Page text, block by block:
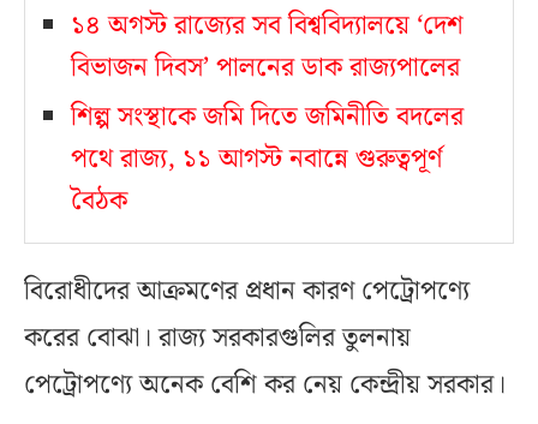
১৪ অগস্ট রাজ্যের সব বিশ্ববিদ্যালয়ে ‘দেশ
বিভাজন দিবস’ পালনের ডাক রাজ্যপালের
শিল্প সংস্থাকে জমি দিতে জমিনীতি বদলের
পথে রাজ্য, ১১ আগস্ট নবান্নে গুরুত্বপূর্ণ
বৈঠক
বিরোধীদের আক্রমণের প্রধান কারণ পেট্রোপণ্যে
করের বোঝা। রাজ্য সরকারগুলির তুলনায়
পেট্রোপণ্যে অনেক বেশি কর নেয় কেন্দ্রীয় সরকার।